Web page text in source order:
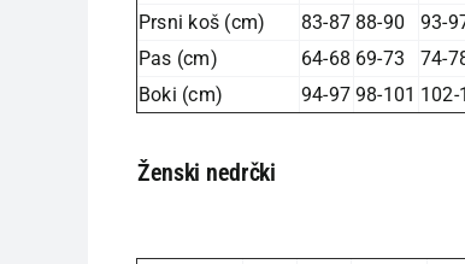
Prsni koš (cm)
83-87 88-90 93-
Pas (cm)
64-68 69-73 74-
Boki (cm)
94-97 98-101 102-
Ženski nedrčki